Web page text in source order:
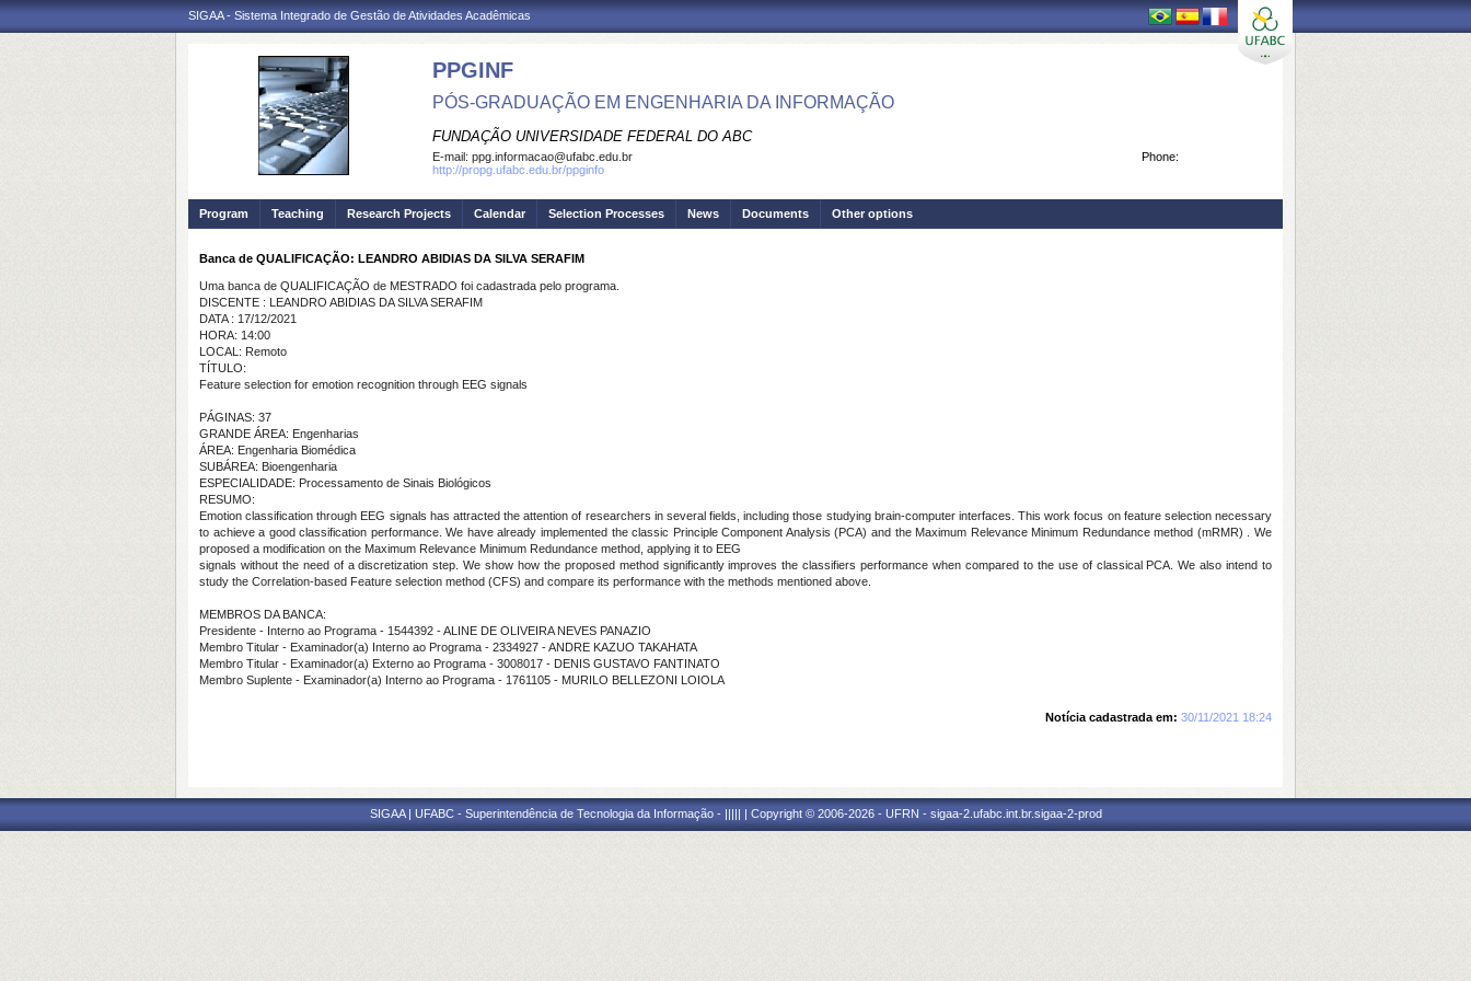
SIGAA - Sistema Integrado de Gestão de Atividades Acadêmicas
PPGINF
PÓS-GRADUAÇÃO EM ENGENHARIA DA INFORMAÇÃO
FUNDAÇÃO UNIVERSIDADE FEDERAL DO ABC
Phone:
E-mail: ppg.informacao@ufabc.edu.br
http://propg.ufabc.edu.br/ppginfo
Program Teaching Research Projects Calendar Selection Processes News Documents Other options
Banca de QUALIFICAÇÃO: LEANDRO ABIDIAS DA SILVA SERAFIM
Uma banca de QUALIFICAÇÃO de MESTRADO foi cadastrada pelo programa.
DISCENTE : LEANDRO ABIDIAS DA SILVA SERAFIM
DATA : 17/12/2021
HORA: 14:00
LOCAL: Remoto
TÍTULO:
Feature selection for emotion recognition through EEG signals
PÁGINAS: 37
GRANDE ÁREA: Engenharias
ÁREA: Engenharia Biomédica
SUBÁREA: Bioengenharia
ESPECIALIDADE: Processamento de Sinais Biológicos
RESUMO:
Emotion classification through EEG signals has attracted the attention of researchers in several fields, including those studying brain-computer interfaces. This work focus on feature selection necessary
to achieve a good classification performance. We have already implemented the classic Principle Component Analysis (PCA) and the Maximum Relevance Minimum Redundance method (mRMR) . We
proposed a modification on the Maximum Relevance Minimum Redundance method, applying it to EEG
signals without the need of a discretization step. We show how the proposed method significantly improves the classifiers performance when compared to the use of classical PCA. We also intend to
study the Correlation-based Feature selection method (CFS) and compare its performance with the methods mentioned above.
MEMBROS DA BANCA:
Presidente - Interno ao Programa - 1544392 - ALINE DE OLIVEIRA NEVES PANAZIO
Membro Titular - Examinador(a) Interno ao Programa - 2334927 - ANDRE KAZUO TAKAHATA
Membro Titular - Examinador(a) Externo ao Programa - 3008017 - DENIS GUSTAVO FANTINATO
Membro Suplente - Examinador(a) Interno ao Programa - 1761105 - MURILO BELLEZONI LOIOLA
Notícia cadastrada em: 30/11/2021 18:24
SIGAA | UFABC - Superintendência de Tecnologia da Informação - ||||| | Copyright © 2006-2026 - UFRN - sigaa-2.ufabc.int.br.sigaa-2-prod